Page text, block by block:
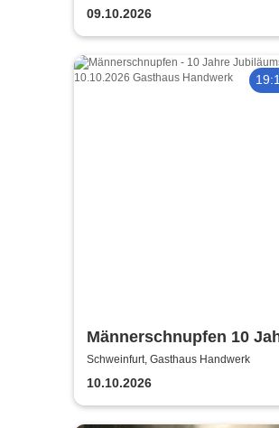
Purple Classics
Schweinfurt
09.10.2026
Männerschnupfen 10
Jubiläumsshow
Schweinfurt, Gasthaus Handwerk
10.10.2026